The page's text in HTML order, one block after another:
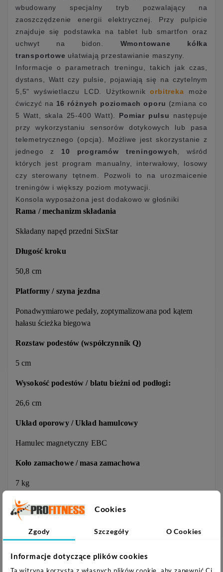
wbudowany specjalny tryb pozwalający na
zaoszczędzenie energii elektrycznej. Przy pulpicie
znajduje się podstawka na tablet lub smartfon oraz
uchwyt na bidon. Wmontowane kółka
transportowe ułatwiają przestawianie maszyny.
Informacje o parametrach treningu, takich jak czas,
dystans, Watt czy pulsie, pojawiają się na czytelnym
5,5" wyświetlaczu LCD. Użytkownikorbitreka może
ćwiczyć na 16 różnych poziomach oporu (zmiana co
5 Watt, skala 25-400 Watt). Pomiar pulsu
następuje
przy wykorzystaniu sensorów dotykowych lub pasa
telemetrycznego (opcja). Możliwe jest skorzystanie z
jednego z 10 programów treningowych , wśród
których jest program manualny, interwałowy, losowy
czy sterowany tętnem. Pozwoli to na urozmaicenie
treningów i większy poziom motywacji.
Konsola wyposażona jest dodakowo w głośniki
Rama / mechanizm składania
Składany napęd przedni SixStar
Długość kroku
50,8 cm
Platformy / szyna jezdna
Ponadwymiarowe pedały, zoptymalizowana pod kątem
hałasu ścieżka biegowa
Rozstaw podestów (współczynnik Q)
5 cm
Wysokość podestów / blatu bieżni od podłogi:
26,6 cm
Układ oporowy / Układ hamulcowy
Hamulec magnetyczny EBC
Koło zamachowe / masa zamachowa
7 kg
Poziom oporu
16 elektronicznie sterowanych rezystorów
Dodatki
Tryb EnergySaver, uchwyt na urządzenie Smart Device,
Cookies
Zgody Szczegóły O Cookies
Informacje dotyczące plików cookies